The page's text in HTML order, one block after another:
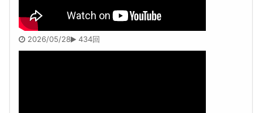
2026/05/28 434回